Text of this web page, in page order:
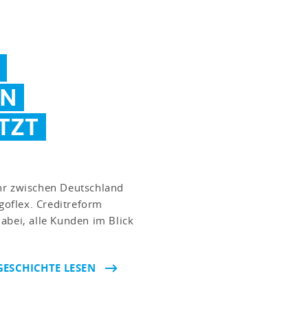
zwischen Deutschland
Creditreform
alle Kunden im Blick
LESEN